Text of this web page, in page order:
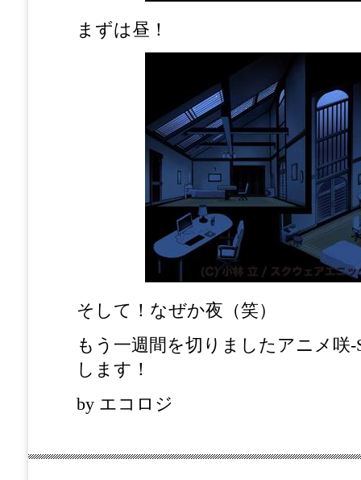
まずは昼！
そして！なぜか夜（笑）
もう一週間を切りましたアニメ咲
します！
by エコロジ